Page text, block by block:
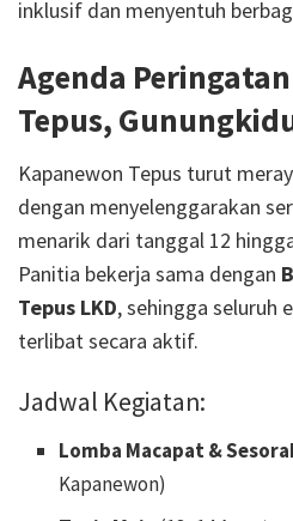
inklusif dan menyentuh
Agenda
Tepus,
Kapanewon Tepus turut
dengan menyelenggarakan
menarik dari tanggal 12
Panitia bekerja sama dengan
Tepus LKD, sehingga seluruh
terlibat secara aktif.
Jadwal Kegiatan:
Lomba Macapat &
Kapanewon)